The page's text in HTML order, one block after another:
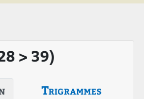
> 39)
Trigrammes